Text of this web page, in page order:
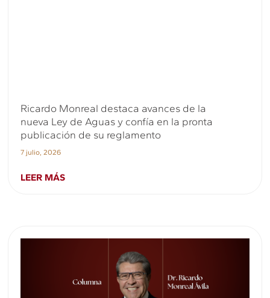
Ricardo Monreal destaca avances de la
nueva Ley de Aguas y confía en la pronta
publicación de su reglamento
7 julio, 2026
LEER MÁS